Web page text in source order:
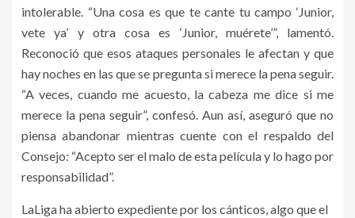
intolerable. “Una cosa es que te cante tu campo ‘Junior,
vete ya’ y otra cosa es ‘Junior, muérete’”, lamentó.
Reconoció que esos ataques personales le afectan y que
hay noches en las que se pregunta si merece la pena seguir.
“A veces, cuando me acuesto, la cabeza me dice si me
merece la pena seguir”, confesó. Aun así, aseguró que no
piensa abandonar mientras cuente con el respaldo del
Consejo: “Acepto ser el malo de esta película y lo hago por
responsabilidad”.
LaLiga ha abierto expediente por los cánticos, algo que el